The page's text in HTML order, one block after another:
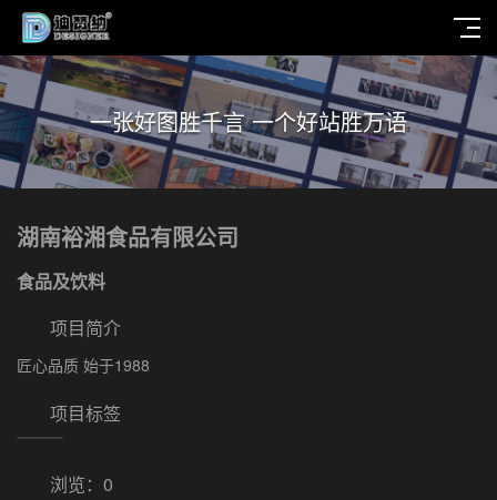
一张好图胜千言 一个好站胜万语
湖南裕湘食品有限公司
食品及饮料
项目简介
匠心品质 始于1988
项目标签
浏览： 0